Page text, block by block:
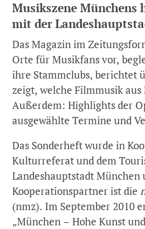
Musikszene Münchens
mit der
Das Magazin im
Orte für Musikfans vor,
ihre Stammclubs, berichtet
zeigt, welche Filmmusik
Außerdem: Highlights der
ausgewählte Termine und
Das Sonderheft wurde in
Kulturreferat und dem
Landeshauptstadt
Kooperationspartner ist die
(nmz). Im September 2010
„München – Hohe Kunst